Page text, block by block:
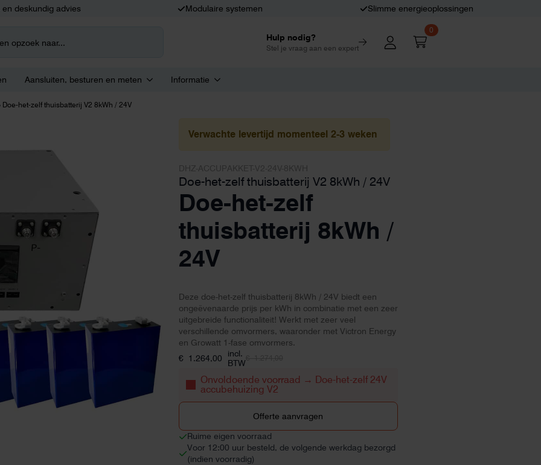
en deskundig advies Modulaire systemen Slimme energieoplossingen
Hulp nodig?
Stel je vraag aan een expert
0
Aansluiten, besturen en meten Informatie
Doe-het-zelf thuisbatterij V2 8kWh / 24V
Verwachte levertijd momenteel 2-3 weken
Doe-het-zelf thuisbatterij V2 8kWh / 24V
Doe-het-zelf
thuisbatterij 8kWh /
24V
Deze doe-het-zelf thuisbatterij 8kWh / 24V biedt een
ongeëvenaarde prijs per kWh in combinatie met een zeer
uitgebreide functionaliteit! Werkt met zeer veel
verschillende omvormers, waaronder met Victron Energy
en Growatt 1-fase omvormers.
€
Oorspronkelijke
was:
€ 1.274,00.
€ 1.264,00
Huidige
is:
€ 1.264,00.
incl.
BTW
Onvoldoende voorraad → Doe-het-zelf 24V
accubehuizing V2
Offerte aanvragen
Ruime eigen voorraad
Voor 12:00 uur besteld, de volgende werkdag bezorgd
(indien voorradig)